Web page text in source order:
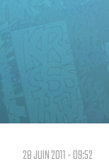
28 JUIN 2011 - 09:52